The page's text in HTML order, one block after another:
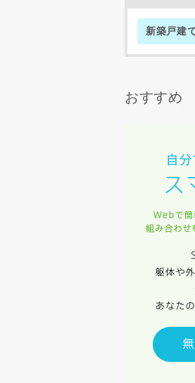
新築戸建
おすすめ